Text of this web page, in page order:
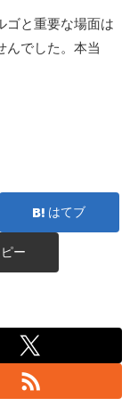
と重要な場面は
んでした。本当
はてブ
ー